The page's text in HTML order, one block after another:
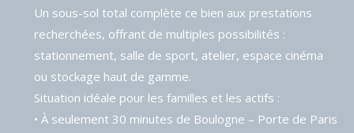
Un sous-sol total complète ce bien aux prestations
recherchées, offrant de multiples possibilités :
stationnement, salle de sport, atelier, espace cinéma
ou stockage haut de gamme.
Situation idéale pour les familles et les actifs :
• À seulement 30 minutes de Boulogne – Porte de Paris